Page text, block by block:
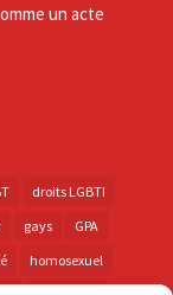
un acte
droits LGBTI
gays
GPA
homosexuel